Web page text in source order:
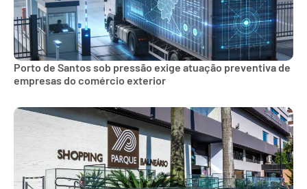
Porto de Santos sob pressão exige atuação preventiva de
empresas do comércio exterior